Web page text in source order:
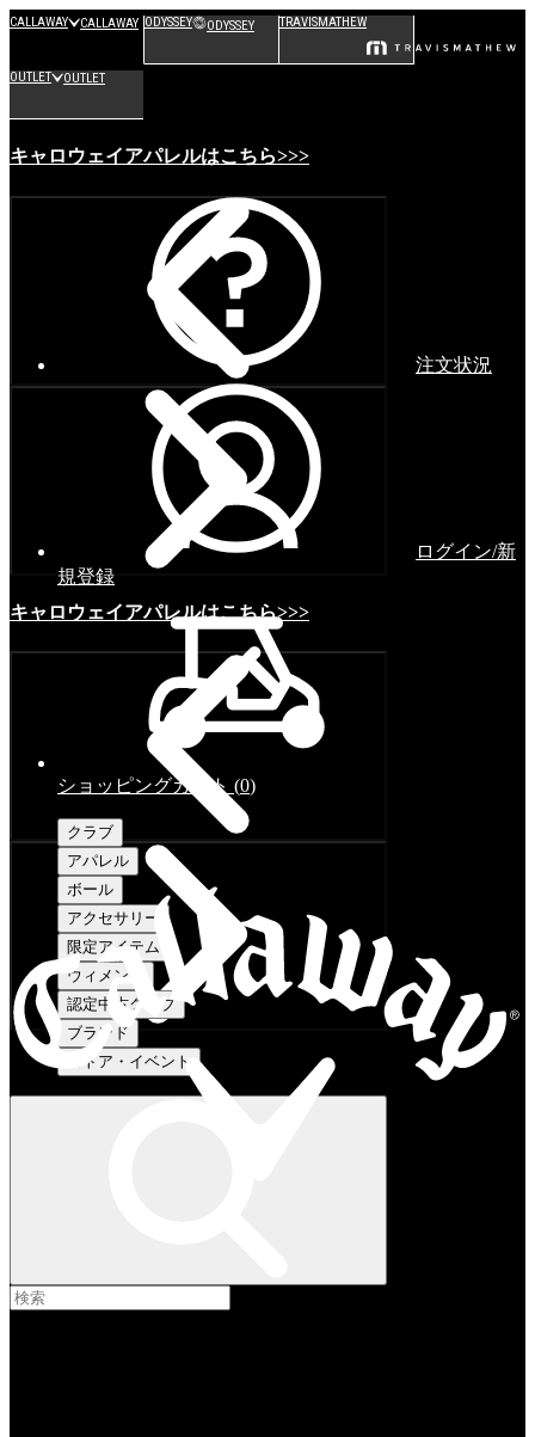
CALLAWAY CALLAWAY ODYSSEY ODYSSEY TRAVISMATHEW
OUTLET OUTLET
キャロウェイアパレルはこちら>>>
キャロウェイアパレルはこちら>>>
注文状況
ログイン/新
規登録
ショッピングカート (0)
クラブ
アパレル
ボール
アクセサリー
限定アイテム
ウィメンズ
認定中古クラブ
ブランド
ストア・イベント